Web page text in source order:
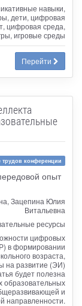
навыки,
дети, цифровая
цифровая среда,
игровые среды
Перейти
трудов конференции
опыт
Зацепина Юлия
Витальевна
ресурсы
цифровых
в формировании
возраста,
на развитие (ЭИ)
будет полезна
образовательных
и
направленности.